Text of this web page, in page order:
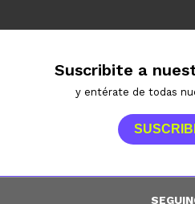
Suscribite a
y entérate de todas